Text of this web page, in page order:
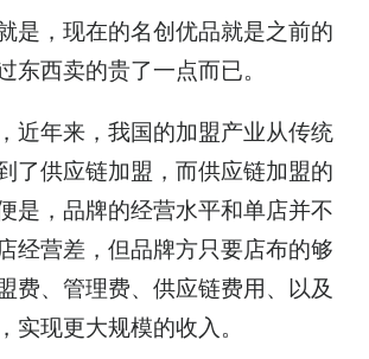
是，现在的名创优品就是之前的
东西卖的贵了一点而已。
近年来，我国的加盟产业从传统
了供应链加盟，而供应链加盟的
是，品牌的经营水平和单店并不
经营差，但品牌方只要店布的够
费、管理费、供应链费用、以及
实现更大规模的收入。